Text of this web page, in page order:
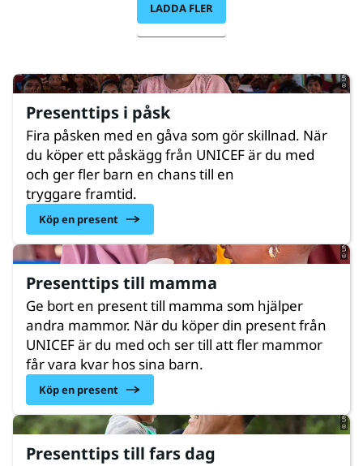
LADDA FLER
Presenttips i påsk
Fira påsken med en gåva som gör skillnad. När
du köper ett påskägg från UNICEF är du med
och ger fler barn en chans till en
tryggare framtid.
Köp en present
Presenttips till mamma
Ge bort en present till mamma som hjälper
andra mammor. När du köper din present från
UNICEF är du med och ser till att fler mammor
får vara kvar hos sina barn.
Köp en present
Presenttips till fars dag